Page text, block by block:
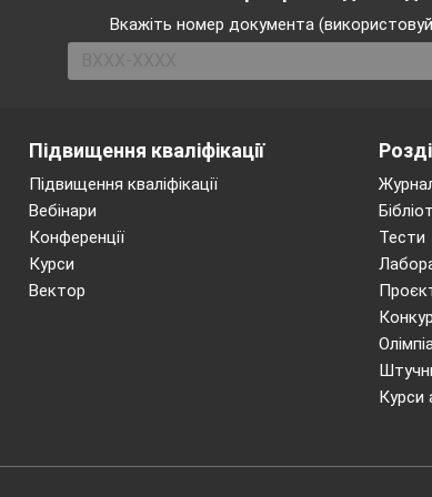
Вкажіть номер документа
Підвищення кваліфікації
Підвищення кваліфікації
Вебінари
Конференції
Курси
Вектор
Тести
Курси